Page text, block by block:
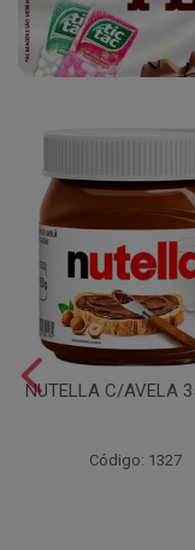
NUTELLA C/AVELA
Código: 1327